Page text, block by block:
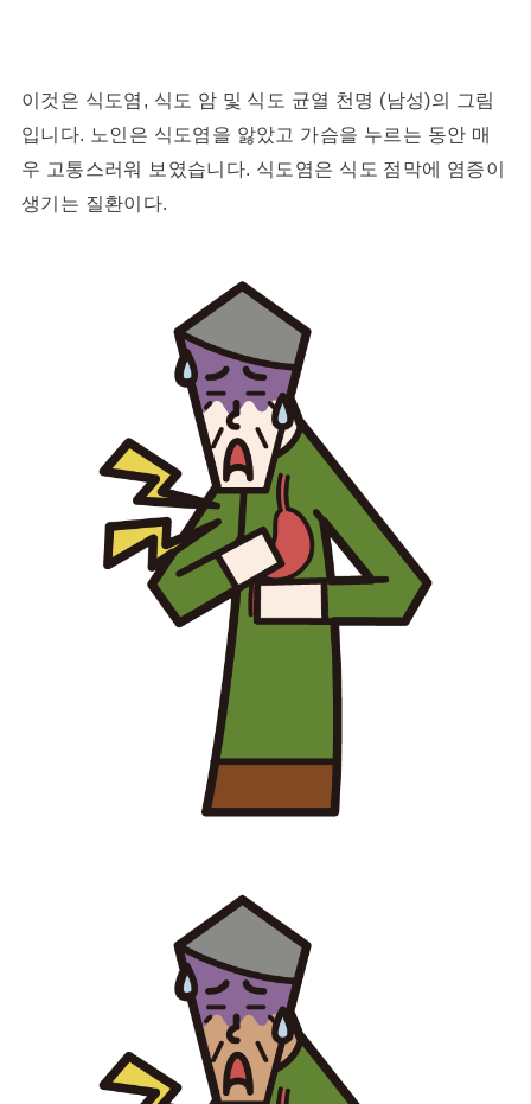
이것은 식도염, 식도 암 및 식도 균열 천명 (남성)의 그림
입니다. 노인은 식도염을 앓았고 가슴을 누르는 동안 매
우 고통스러워 보였습니다. 식도염은 식도 점막에 염증이
생기는 질환이다.